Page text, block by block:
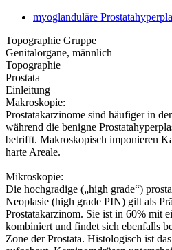
myoglanduläre
Topographie Gruppe
Genitalorgane, männlich
Topographie
Prostata
Einleitung
Makroskopie:
Prostatakarzinome sind häufiger in
während die benigne
betrifft. Makroskopisch imponieren
harte Areale.
Mikroskopie:
Die hochgradige („high grade“)
Neoplasie (high grade PIN) gilt als
Prostatakarzinom. Sie ist in 60% mit
kombiniert und findet sich ebenfalls
Zone der Prostata. Histologisch ist